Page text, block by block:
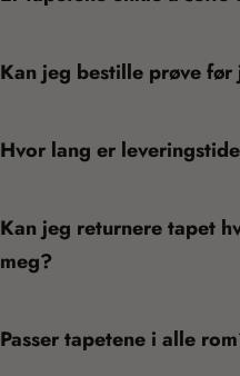
Kan jeg bestille prøve
Hvor lang er
Kan jeg returnere tapet
meg?
Passer tapetene i alle